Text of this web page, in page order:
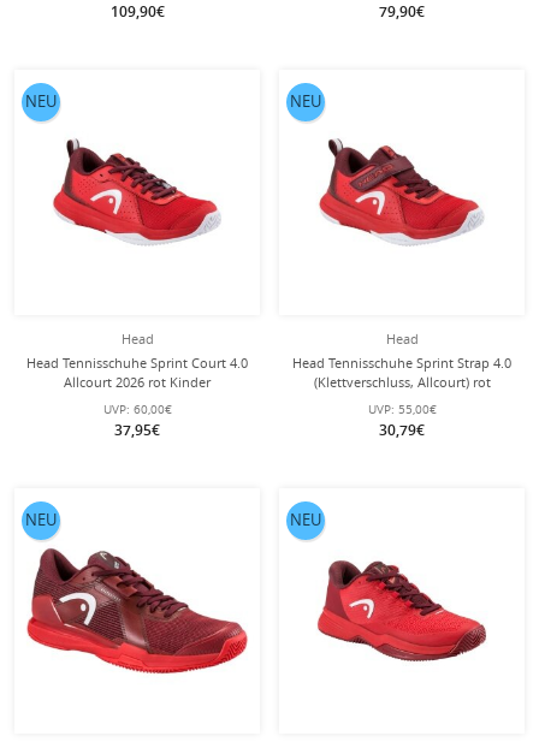
109,90€ 79,90€
Head
Head Tennisschuhe Sprint Court 4.0
Allcourt 2026 rot Kinder
UVP: 60,00€
37,95€
NEU
Head
Head Tennisschuhe Sprint Strap 4.0
(Klettverschluss, Allcourt) rot
Kleinkinder
UVP: 55,00€
30,79€
NEU
NEU NEU